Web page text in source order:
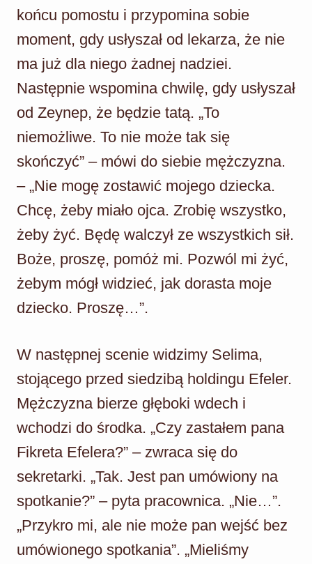
końcu pomostu i przypomina sobie
moment, gdy usłyszał od lekarza, że nie
ma już dla niego żadnej nadziei.
Następnie wspomina chwilę, gdy usłyszał
od Zeynep, że będzie tatą. „To
niemożliwe. To nie może tak się
skończyć” – mówi do siebie mężczyzna.
– „Nie mogę zostawić mojego dziecka.
Chcę, żeby miało ojca. Zrobię wszystko,
żeby żyć. Będę walczył ze wszystkich sił.
Boże, proszę, pomóż mi. Pozwól mi żyć,
żebym mógł widzieć, jak dorasta moje
dziecko. Proszę…”.
W następnej scenie widzimy Selima,
stojącego przed siedzibą holdingu Efeler.
Mężczyzna bierze głęboki wdech i
wchodzi do środka. „Czy zastałem pana
Fikreta Efelera?” – zwraca się do
sekretarki. „Tak. Jest pan umówiony na
spotkanie?” – pyta pracownica. „Nie…”.
„Przykro mi, ale nie może pan wejść bez
umówionego spotkania”. „Mieliśmy